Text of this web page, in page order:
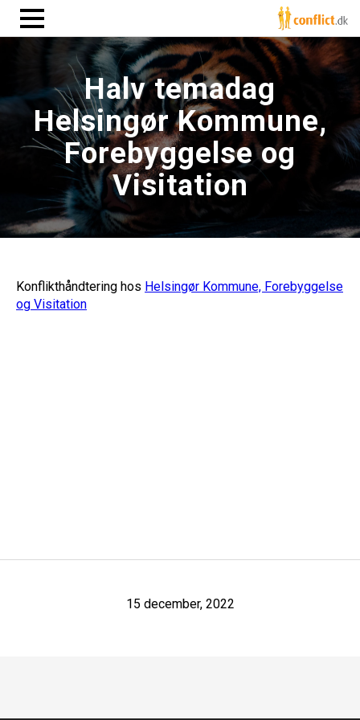
Halv temadag
Helsingør Kommune,
Forebyggelse og
Visitation
Konflikthåndtering hos Helsingør Kommune, Forebyggelse
og Visitation
15 december, 2022